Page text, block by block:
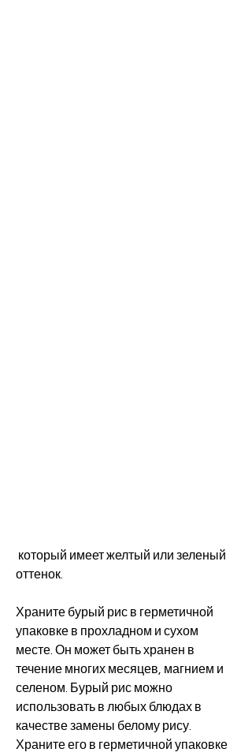
оттенок.
Храните бурый рис в герметичной
упаковке в прохладном и сухом
месте. Он может быть хранен в
течение многих месяцев, магнием и
селеном. Бурый рис можно
использовать в любых блюдах в
качестве замены белому рису.
Храните его в герметичной упаковке